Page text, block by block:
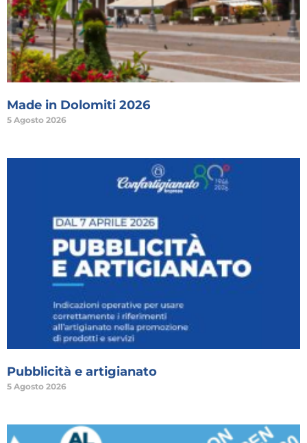
Made in Dolomiti 2026
5 Agosto 2026
Pubblicità e artigianato
5 Agosto 2026